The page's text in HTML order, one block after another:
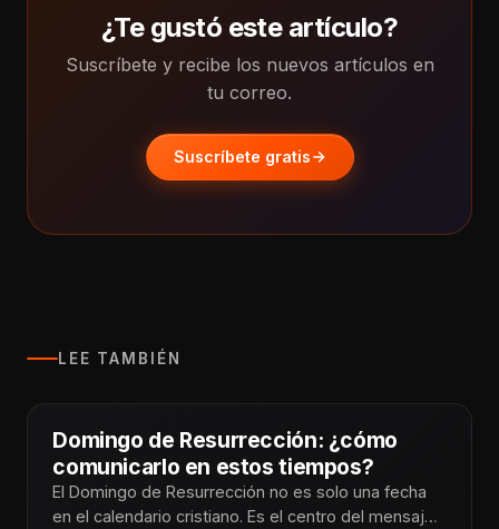
¿Te gustó este artículo?
Suscríbete y recibe los nuevos artículos en
tu correo.
Suscríbete gratis
LEE TAMBIÉN
Domingo de Resurrección: ¿cómo
comunicarlo en estos tiempos?
El Domingo de Resurrección no es solo una fecha
en el calendario cristiano. Es el centro del mensaje: